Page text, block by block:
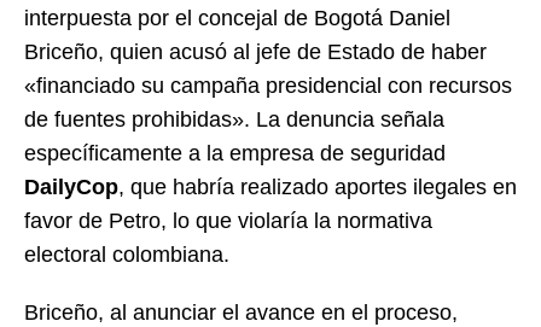
interpuesta por el concejal de Bogotá Daniel
Briceño, quien acusó al jefe de Estado de haber
«financiado su campaña presidencial con recursos
de fuentes prohibidas». La denuncia señala
específicamente a la empresa de seguridad
DailyCop, que habría realizado aportes ilegales en
favor de Petro, lo que violaría la normativa
electoral colombiana.
Briceño, al anunciar el avance en el proceso,